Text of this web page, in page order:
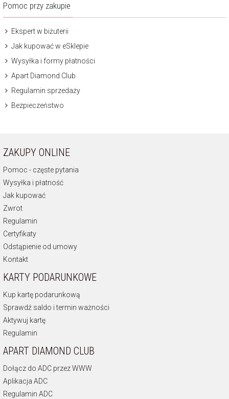
Pomoc przy zakupie
Ekspert w biżuterii
Jak kupować w eSklepie
Wysyłka i formy płatności
Apart Diamond Club
Regulamin sprzedaży
Bezpieczeństwo
ZAKUPY ONLINE
Pomoc - częste pytania
Wysyłka i płatność
Jak kupować
Zwrot
Regulamin
Certyfikaty
Odstąpienie od umowy
Kontakt
KARTY PODARUNKOWE
Kup kartę podarunkową
Sprawdź saldo i termin ważności
Aktywuj kartę
Regulamin
APART DIAMOND CLUB
Dołącz do ADC przez WWW
Aplikacja ADC
Regulamin ADC